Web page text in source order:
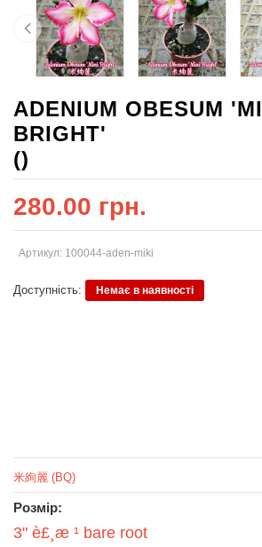
ADENIUM OBESUM
BRIGHT'
()
280.00 грн.
Артикул: 100044-aden-miki
Доступність: Немає в наявності
米絢麗 (BQ)
Розмір:
3" è£¸æ ¹ bare root